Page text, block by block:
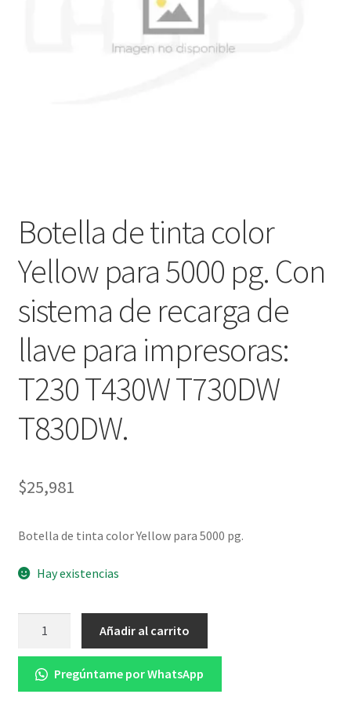
Botella de tinta color
Yellow para 5000 pg. Con
sistema de recarga de
llave para impresoras:
T230 T430W T730DW
T830DW.
$25,981
Botella de tinta color Yellow para 5000 pg.
Hay existencias
tinta
color
Añadir al carrito
Pregúntame por WhatsApp